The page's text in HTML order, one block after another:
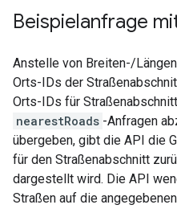
Beispielanfrage
Anstelle von Breiten-/
Orts-IDs der
Orts-IDs für
nearestRoads -Anfragen
übergeben, gibt die API die
für den Straßenabschnitt
dargestellt wird. Die API
Straßen auf die